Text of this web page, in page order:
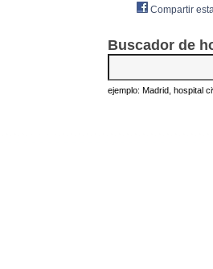
Buscador de
ejemplo: Madrid, hospital
Compartir